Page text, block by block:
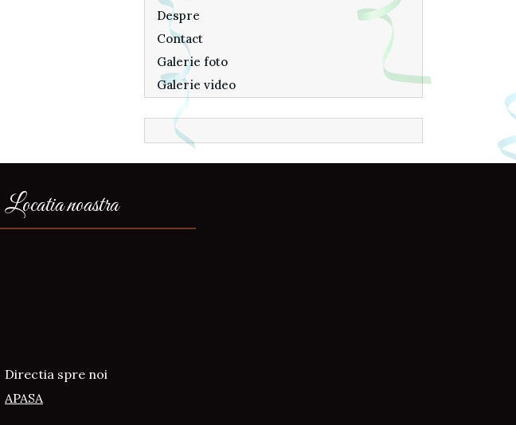
Despre
Contact
Galerie foto
Galerie video
Locatia noastra
Directia spre noi
APASA